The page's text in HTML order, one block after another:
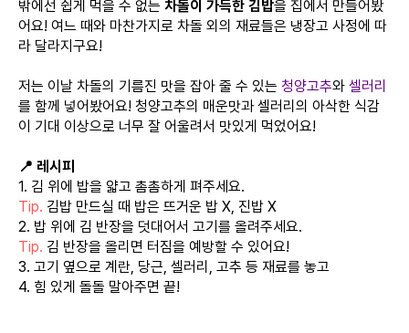
밖에선 쉽게 먹을 수 없는 차돌이 가득한 김밥을 집에서 만들어봤
어요! 여느 때와 마찬가지로 차돌 외의 재료들은 냉장고 사정에 따
라 달라지구요!
저는 이날 차돌의 기름진 맛을 잡아 줄 수 있는 청양고추와 셀러리
를 함께 넣어봤어요! 청양고추의 매운맛과 셀러리의 아삭한 식감
이 기대 이상으로 너무 잘 어울려서 맛있게 먹었어요!
📍 레시피
1. 김 위에 밥을 얇고 촘촘하게 펴주세요.
Tip. 김밥 만드실 때 밥은 뜨거운 밥 X, 진밥 X
2. 밥 위에 김 반장을 덧대어서 고기를 올려주세요.
Tip. 김 반장을 올리면 터짐을 예방할 수 있어요!
3. 고기 옆으로 계란, 당근, 셀러리, 고추 등 재료를 놓고
4. 힘 있게 돌돌 말아주면 끝!